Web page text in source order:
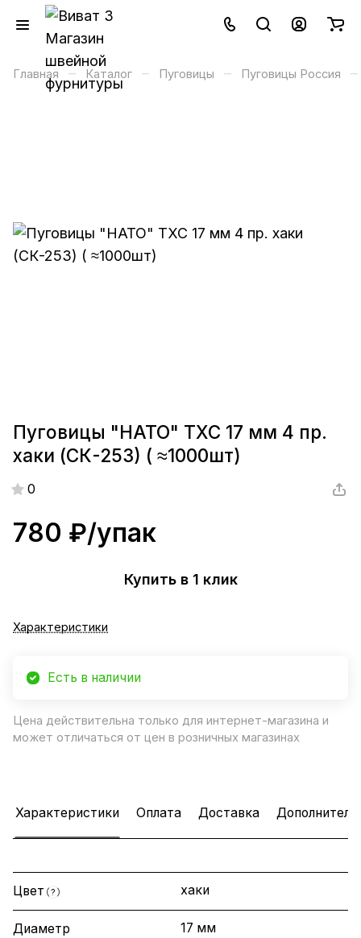
Главная – Каталог – Пуговицы – Пуговицы Россия –
Пуговицы "НАТО" ТХС 17 мм 4 пр.
хаки (СК-253) ( ≈1000шт)
0
780 ₽/упак
Купить в 1 клик
Характеристики
Есть в наличии
Цена действительна только для интернет-магазина и
может отличаться от цен в розничных магазинах
Характеристики Оплата Доставка
Цвет ? хаки
Диаметр 17 мм